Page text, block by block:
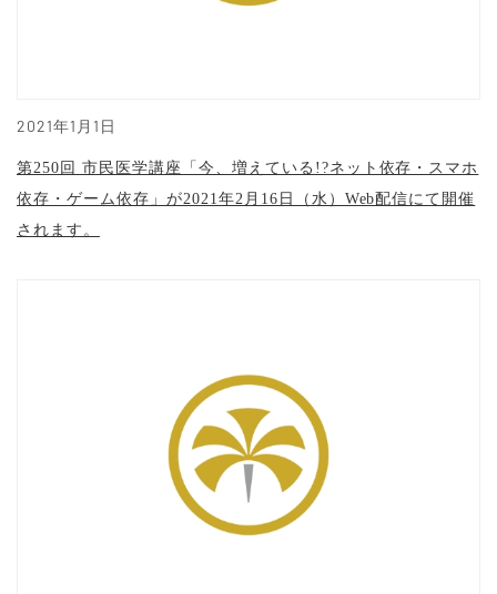
2021年1月1日
第250回 市民医学講座「今、増えている!?ネット依存・スマホ
依存・ゲーム依存」が2021年2月16日（水）Web配信にて開催
されます。